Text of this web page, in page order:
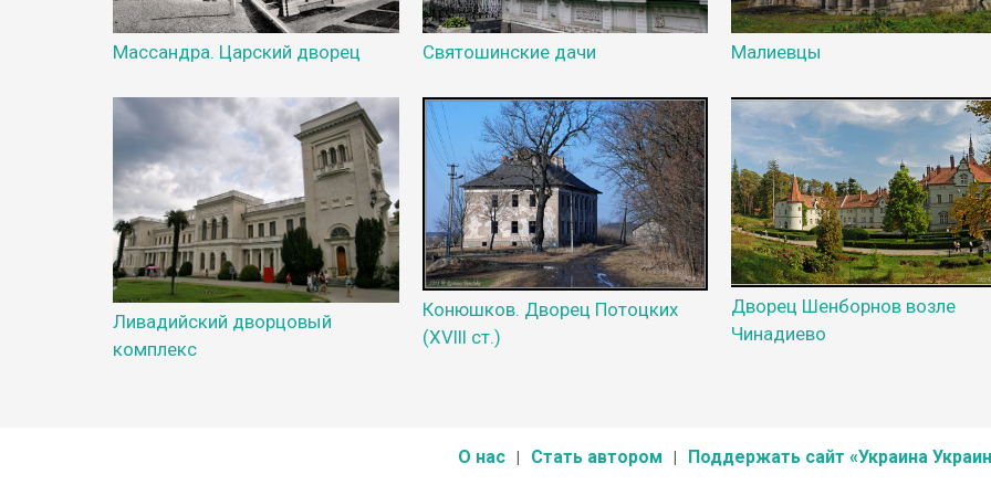
Массандра. Царский дворец Святошинские дачи Малиевцы
Ливадийский дворцовый
комплекс
Конюшков. Дворец Потоцких
(XVIII ст.)
Дворец Шенборнов возле
Чинадиево
О нас Стать автором Поддержать сайт «Украина